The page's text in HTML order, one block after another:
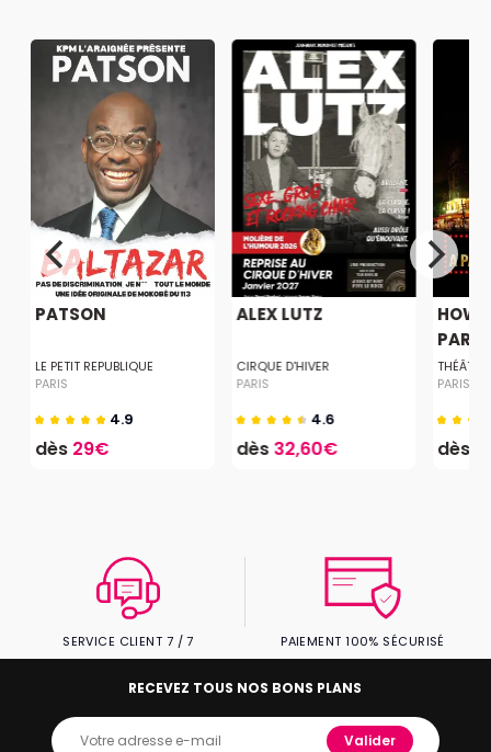
PATSON
LE PETIT REPUBLIQUE
PARIS
4.9
dès 29€
ALEX LUTZ
CIRQUE D'HIVER
PARIS
4.6
dès32,60€
HOW
PARIS
dès
SERVICE CLIENT 7 / 7 PAIEMENT 100% SÉCURISÉ
RECEVEZ TOUS NOS BONS PLANS
Valider